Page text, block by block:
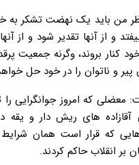
و از آنها تقدیر شود و از
کنار بروند، وگرنه جمعیت
و ناتوان را در خود حل
که امروز جوانگرایی را
های ریش دار و یقه
که قرار است همان
بر انقلاب حاکم کردند.